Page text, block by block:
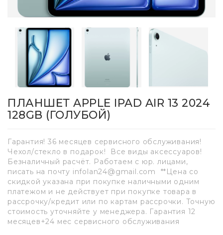
ПЛАНШЕТ APPLE IPAD AIR 13 2024
128GB (ГОЛУБОЙ)
Гарантия! 36 месяцев сервисного обслуживания!
Чехол/стекло в подарок! Все виды аксессуаров!
Безналичный расчёт. Работаем с юр. лицами,
писать на почту infolan24@gmail.com **Цена со
скидкой указана при покупке наличными одним
платежом и не действует при покупке товара в
рассрочку/кредит или по картам рассрочки. Точную
стоимость уточняйте у менеджера. Гарантия 12
месяцев+24 мес сервисного обслуживания